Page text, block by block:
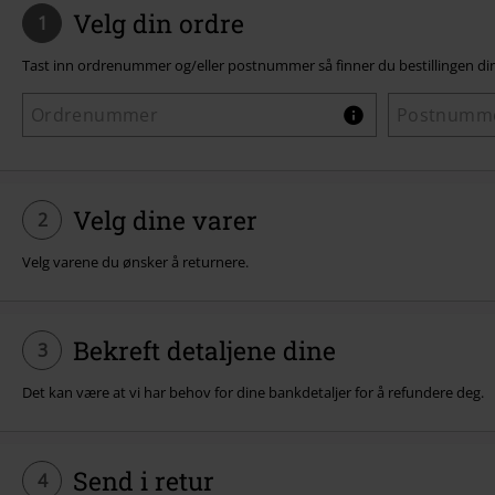
1 Velg din ordre
Tast inn ordrenummer og/eller postnummer så finner du bestillingen
2 Velg dine varer
Velg varene du ønsker å returnere.
3 Bekreft detaljene dine
Det kan være at vi har behov for dine bankdetaljer for å refundere deg.
4 Send i retur